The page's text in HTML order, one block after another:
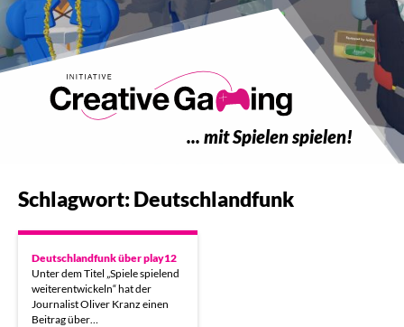
SPENDE
... mit Spielen spielen!
Schlagwort: Deutschlandfunk
Deutschlandfunk über play12
Unter dem Titel „Spiele spielend
weiterentwickeln“ hat der
Journalist Oliver Kranz einen
Beitrag über…